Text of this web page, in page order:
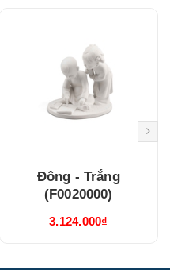
Đông - Trắng
(F0020000)
3.124.000₫